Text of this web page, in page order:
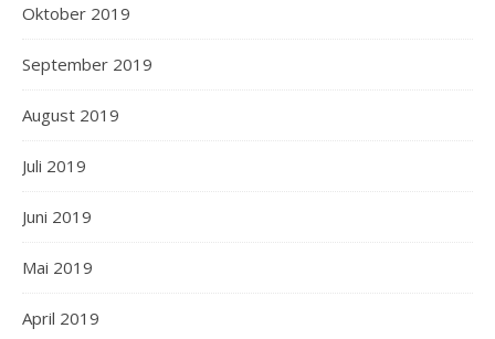
Oktober 2019
September 2019
August 2019
Juli 2019
Juni 2019
Mai 2019
April 2019